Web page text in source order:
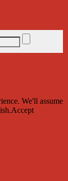
We'll assume
Accept